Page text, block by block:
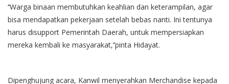
‘’Warga binaan membutuhkan keahlian dan keterampilan, agar
bisa mendapatkan pekerjaan setelah bebas nanti. Ini tentunya
harus disupport Pemerintah Daerah, untuk mempersiapkan
mereka kembali ke masyarakat,’’pinta Hidayat.
Dipenghujung acara, Kanwil menyerahkan Merchandise kepada